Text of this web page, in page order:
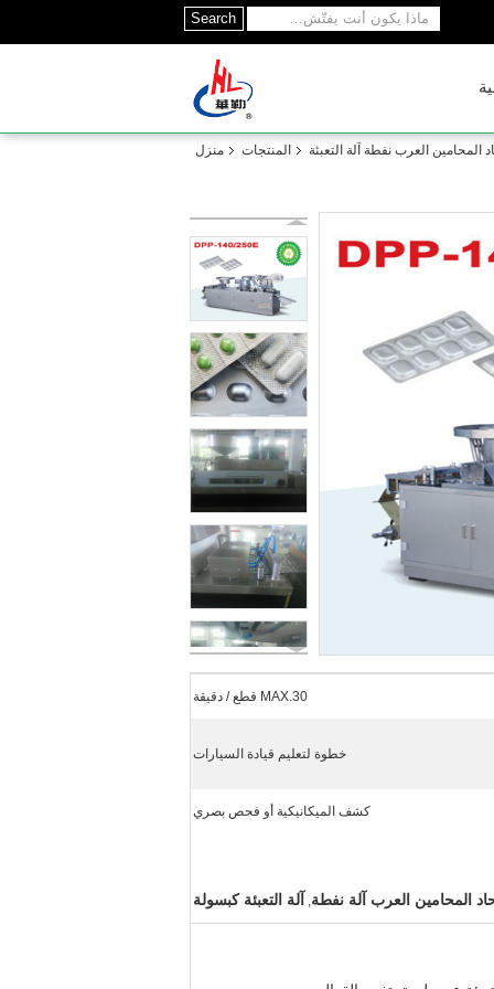
Search
منزل المنتجات المحامين العرب نفطة آلة التعبئة
MAX.30 قطع / دقيقة
خطوة لتعليم قيادة السيارات
كشف الميكانيكية أو فحص بصري
المحامين العرب آلة نفطة, آلة التعبئة كبسولة